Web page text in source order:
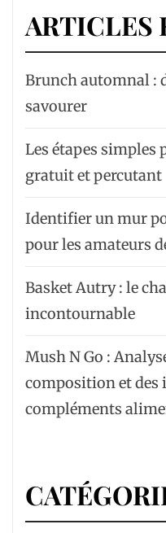
ARTICLES
Brunch automnal :
savourer
Les étapes simples
gratuit et percutant
Identifier un mur
pour les amateurs
Basket Autry : le
incontournable
Mush N Go :
composition et des
compléments